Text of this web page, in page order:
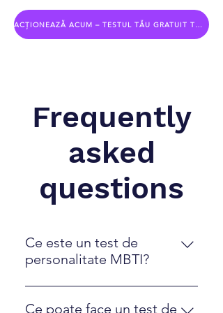
ACȚIONEAZĂ ACUM – TESTUL TĂU GRATUIT TE AȘTEAPTĂ
Frequently
asked
questions
Ce este un test de
personalitate MBTI?
MBTI (Myers-Briggs Type Indicator)
este un instrument de evaluare a
Ce poate face un test de